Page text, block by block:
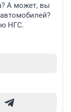
А может, вы
НГС.